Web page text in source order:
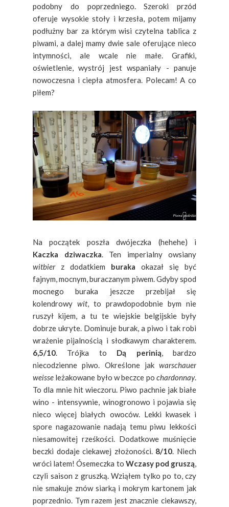
podobny do poprzedniego. Szeroki przód
oferuje wysokie stoły i krzesła, potem mijamy
podłużny bar za którym wisi czytelna tablica z
piwami, a dalej mamy dwie sale oferujące nieco
intymności, ale wcale nie małe. Grafiki,
oświetlenie, wystrój jest wspaniały - panuje
nowoczesna i ciepła atmosfera. Polecam! A co
piłem?
Na początek poszła dwójeczka (hehehe) i
Kaczka dziwaczka. Ten imperialny owsiany
witbier z dodatkiem buraka okazał się być
fajnym, mocnym, buraczanym piwem. Gdyby spod
mocnego buraka jeszcze przebijał się
kolendrowy wit, to prawdopodobnie bym nie
ruszył kijem, a tu te wiejskie belgijskie były
dobrze ukryte. Dominuje burak, a piwo i tak robi
wrażenie pijalnością i słodkawym charakterem.
6,5/10. Trójka to Dą perinią, bardzo
niecodzienne piwo. Określone jak warschauer
weisse leżakowane było w beczce po chardonnay.
To dla mnie hit wieczoru. Piwo pachnie jak białe
wino - intensywnie, winogronowo i pojawia się
nieco więcej białych owoców. Lekki kwasek i
spore nagazowanie nadają temu piwu lekkości
niesamowitej rześkości. Dodatkowe muśnięcie
beczki dodaje ciekawej złożoności. 8/10. Niech
wróci latem! Ósemeczka to Wczasy pod gruszą,
czyli saison z gruszką. Wziąłem tylko po to, czy
nie smakuje znów siarką i mokrym kartonem jak
poprzednio. Tym razem jest znacznie ciekawszy,